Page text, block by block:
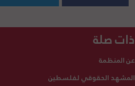
ذات صلة
عن المنظمة
المشهد الحقوقي لفلسطين